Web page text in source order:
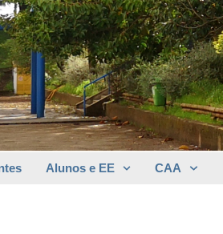
Alunos e EE CAA